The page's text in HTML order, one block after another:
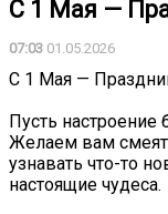
С 1 Мая —
07:03 01.05.2026
С 1 Мая —
Пусть настроение
Желаем вам
узнавать что-то
настоящие чудеса.